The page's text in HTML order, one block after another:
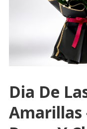
Dia De
Amarillas